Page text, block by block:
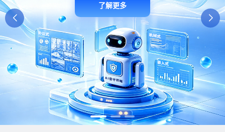
了解更多
了解更多
了解更多